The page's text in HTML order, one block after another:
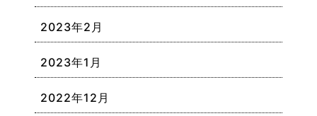
2023年2月
2023年1月
2022年12月